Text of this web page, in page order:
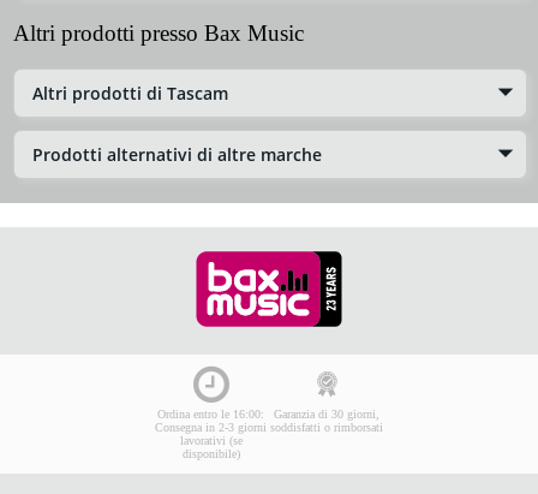
Altri prodotti presso Bax Music
Altri prodotti di Tascam
Prodotti alternativi di altre marche
Ordina entro le 16:00:
Consegna in 2-3 giorni
lavorativi (se
disponibile)
Garanzia di 30 giorni,
soddisfatti o rimborsati